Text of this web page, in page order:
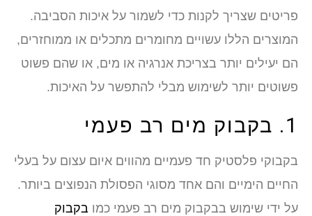
פריטים שצריך לקנות כדי לשמור על איכות הסביבה.
המוצרים הללו עשויים מחומרים מתכלים או ממוחזרים,
הם יעילים יותר בצריכת אנרגיה או מים, או שהם פשוט
פשוטים יותר לשימוש מבלי להתפשר על האיכות.
1. בקבוק מים רב פעמי
בקבוקי פלסטיק חד פעמיים מהווים איום עצום על בעלי
החיים הימיים והם אחד מסוגי הפסולת הנפוצים ביותר.
על ידי שימוש בבקבוק מים רב פעמי כמו בקבוק